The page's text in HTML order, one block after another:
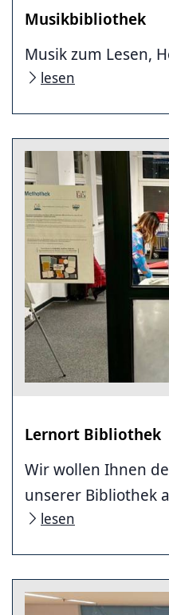
Musikbibliothek
Musik zum Lesen,
lesen
Lernort Bibliothek
Wir wollen Ihnen
unserer Bibliothek
lesen